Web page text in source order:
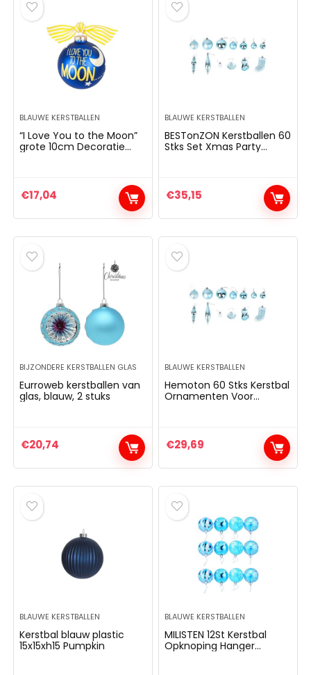
BLAUWE KERSTBALLEN
“I Love You to the Moon”
grote 10cm Decoratie
€17,04
BLAUWE KERSTBALLEN
BESTonZON Kerstballen 60
Stks Set Xmas Party
(Blauw)
€35,15
BIJZONDERE KERSTBALLEN GLAS
Eurroweb kerstballen van
glas, blauw, 2 stuks
€20,74
BLAUWE KERSTBALLEN
Hemoton 60 Stks Kerstbal
Ornamenten Voor
gen…
€29,69
BLAUWE KERSTBALLEN
Kerstbal blauw plastic
15x15xh15 Pumpkin
BLAUWE KERSTBALLEN
MILISTEN 12St Kerstbal
Opknoping Hanger